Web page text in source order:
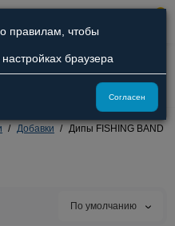
8 (800) 551-09-94
8 (929) 836-66-51
Добавки Дипы FISHING BAND
По умолчанию
правилам, чтобы
браузера
Согласен